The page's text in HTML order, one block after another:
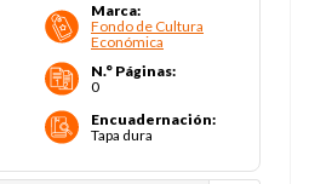
Marca:
Fondo de Cultura
Económica
N.° Páginas:
0
Encuadernación:
Tapa dura